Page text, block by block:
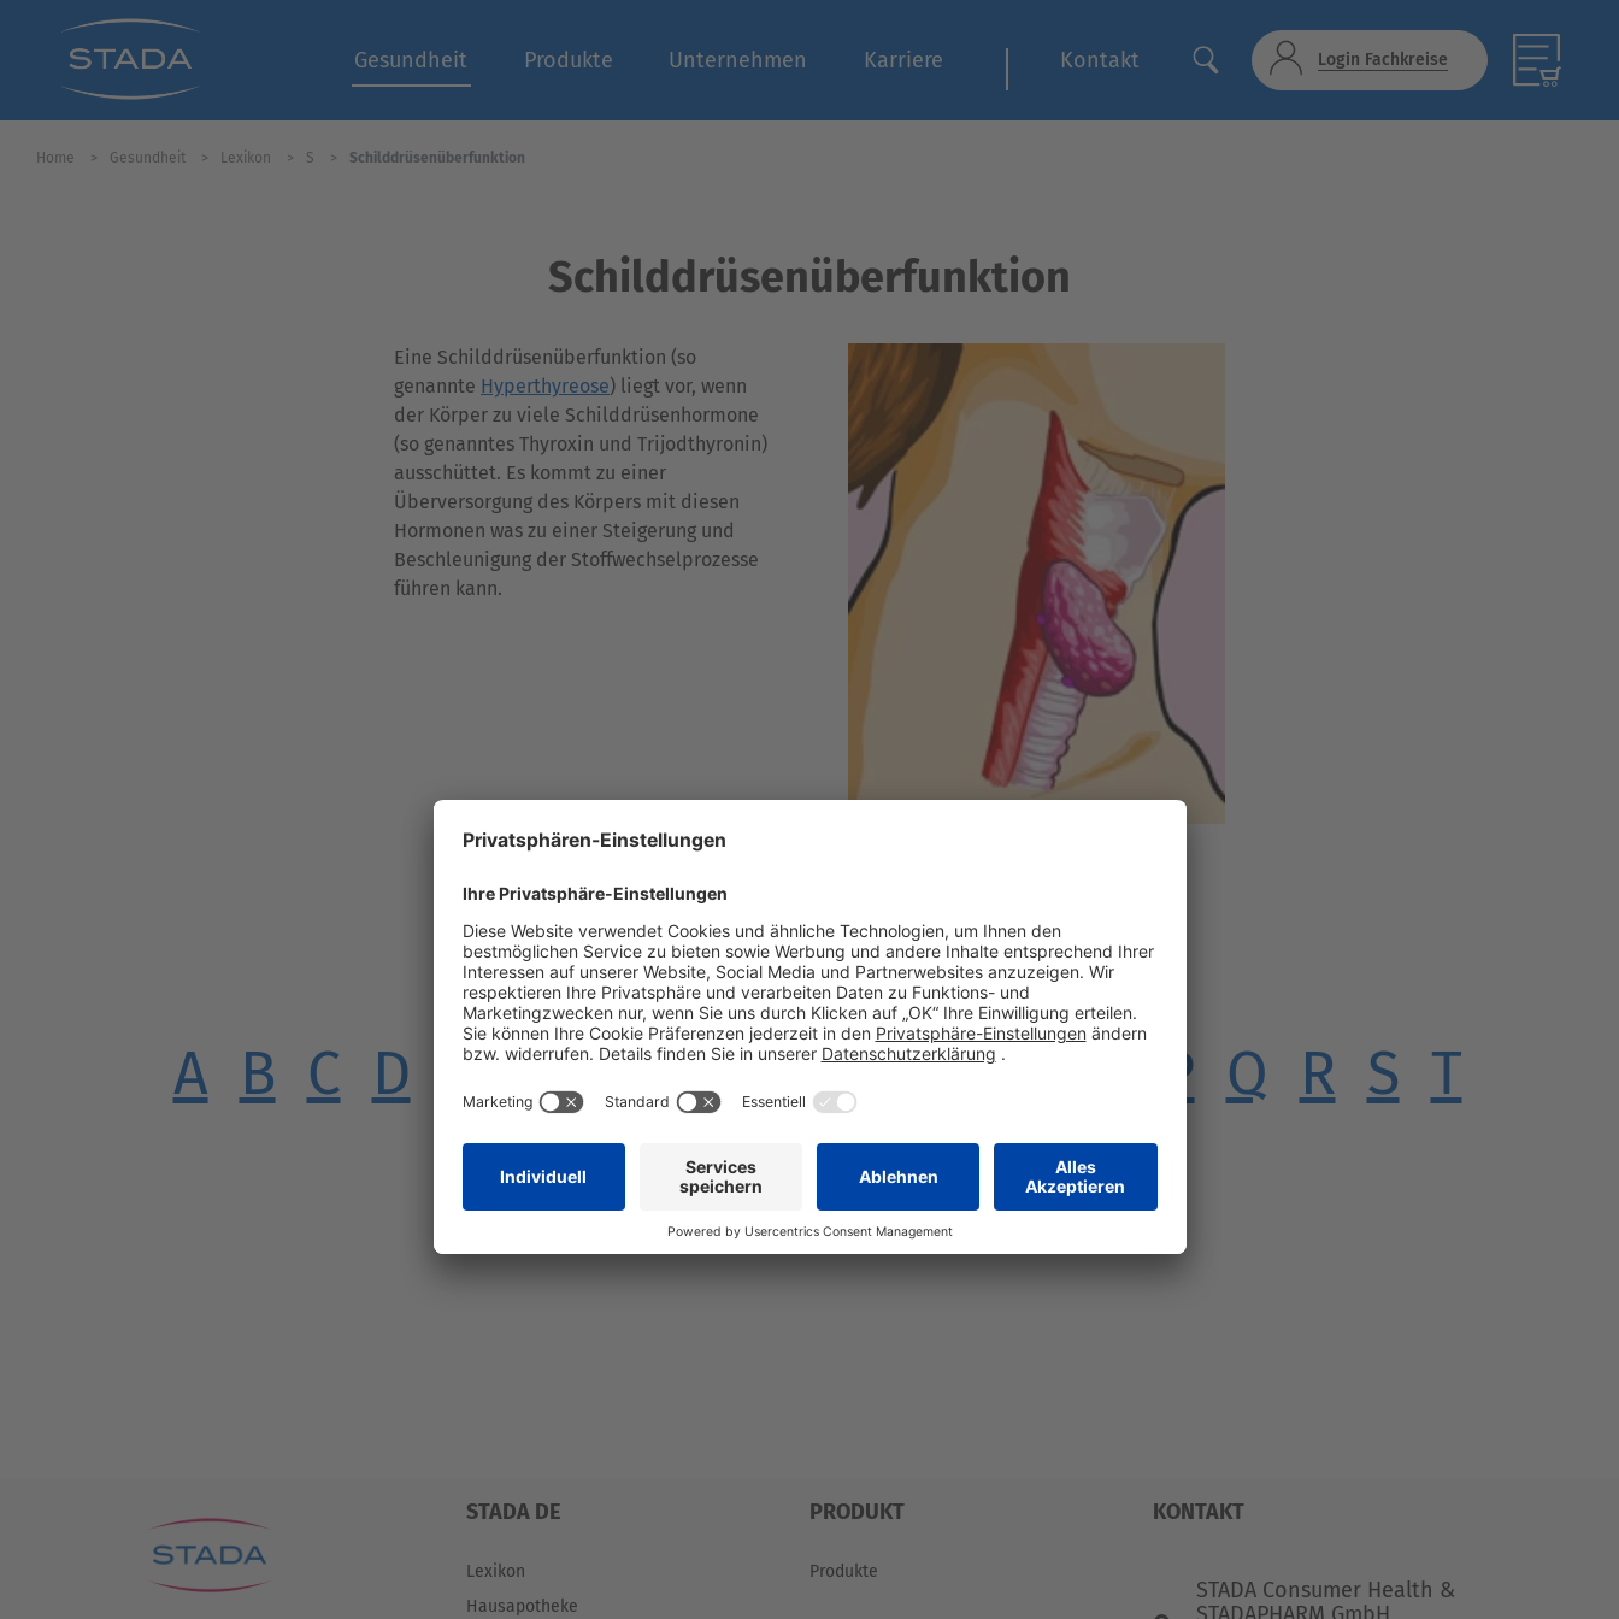
Gesundheit Produkte Unternehmen Karriere Kontakt Login Fachkreise
Home Gesundheit Lexikon S Schilddrüsenüberfunktion
Schilddrüsenüberfunktion
Eine Schilddrüsenüberfunktion (so
genannte Hyperthyreose) liegt vor, wenn
der Körper zu viele Schilddrüsenhormone
(so genanntes Thyroxin und Trijodthyronin)
ausschüttet. Es kommt zu einer
Überversorgung des Körpers mit diesen
Hormonen was zu einer Steigerung und
Beschleunigung der Stoffwechselprozesse
führen kann.
Zurück
A B C D E F G H I J K L M P Q R S T
U V W X Y Z Ö Ü
STADA DE
Lexikon
Hausapotheke
PRODUKT
Produkte
KONTAKT
STADA Consumer Health &